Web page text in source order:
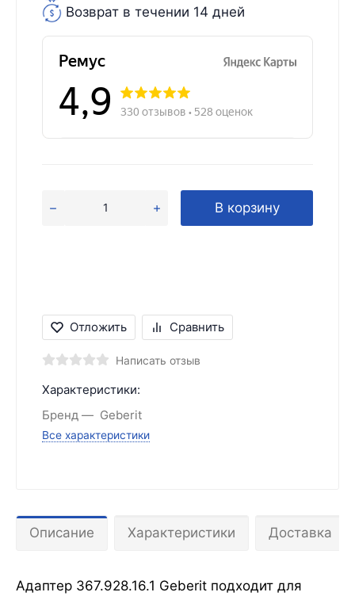
Возврат в течении 14 дней
В корзину
Отложить Сравнить
Написать отзыв
Характеристики:
Бренд
Geberit
Все характеристики
Описание Характеристики Доставка
Адаптер 367.928.16.1 Geberit подходит для